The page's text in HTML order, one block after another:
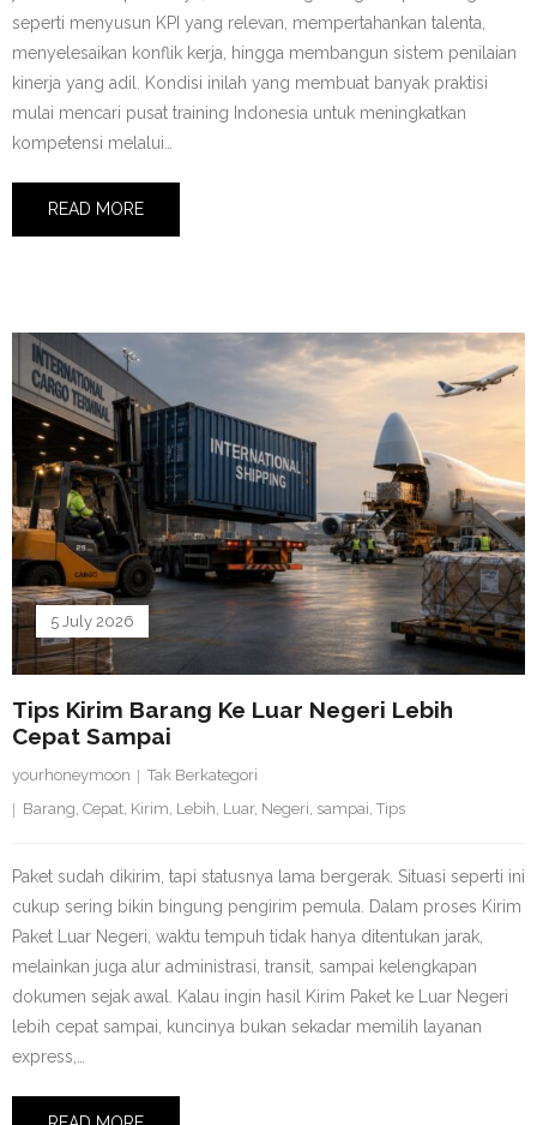
seperti menyusun KPI yang relevan, mempertahankan talenta,
menyelesaikan konflik kerja, hingga membangun sistem penilaian
kinerja yang adil. Kondisi inilah yang membuat banyak praktisi
mulai mencari pusat training Indonesia untuk meningkatkan
kompetensi melalui…
READ MORE
Tips Kirim Barang Ke Luar Negeri Lebih
Cepat Sampai
5 July 2026
yourhoneymoon
Tak Berkategori
Barang, Cepat, Kirim, Lebih, Luar, Negeri, sampai, Tips
Paket sudah dikirim, tapi statusnya lama bergerak. Situasi seperti ini
cukup sering bikin bingung pengirim pemula. Dalam proses Kirim
Paket Luar Negeri, waktu tempuh tidak hanya ditentukan jarak,
melainkan juga alur administrasi, transit, sampai kelengkapan
dokumen sejak awal. Kalau ingin hasil Kirim Paket ke Luar Negeri
lebih cepat sampai, kuncinya bukan sekadar memilih layanan
express,…